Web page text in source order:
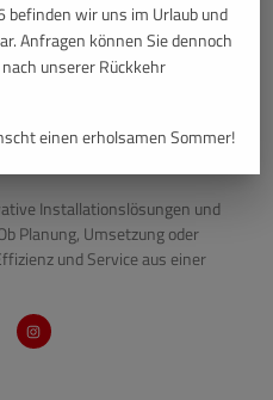
Installationslösungen und
Planung, Umsetzung oder
und Service aus einer
wir uns im Urlaub und
Anfragen können Sie dennoch
unserer Rückkehr
einen erholsamen Sommer!